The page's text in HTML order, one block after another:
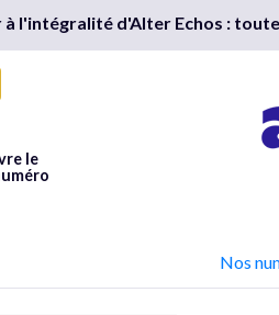
à l'intégralité d'Alter Echos :
le
Nos